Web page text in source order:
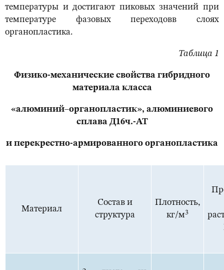
температуры и достигают пиковых значений при
температуре фазовых переходовв слоях
органопластика.
Таблица 1
Физико-механические свойства гибридного
материала класса
«алюминий–органопластик», алюминиевого
сплава Д16ч.-АТ
и перекрестно-армированного органопластика
Материал
Состав и
структура
Плотность,
кг/м3